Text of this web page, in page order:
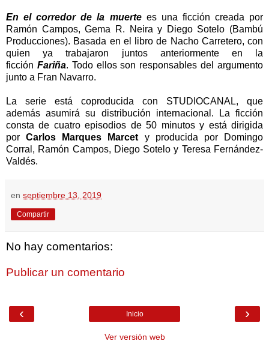
En el corredor de la muertees una ficción creada por
Ramón Campos, Gema R. Neira y Diego Sotelo (Bambú
Producciones). Basada en el libro de Nacho Carretero, con
quien ya trabajaron juntos anteriormente en la
ficción Fariña. Todo ellos son responsables del argumento
junto a Fran Navarro.
La serie está coproducida con STUDIOCANAL, que
además asumirá su distribución internacional. La ficción
consta de cuatro episodios de 50 minutos y está dirigida
porCarlos Marques Marcet y producida por Domingo
Corral, Ramón Campos, Diego Sotelo y Teresa Fernández-
Valdés.
en septiembre 13, 2019
Compartir
No hay comentarios:
Publicar un comentario
‹ ›
Inicio
Ver versión web